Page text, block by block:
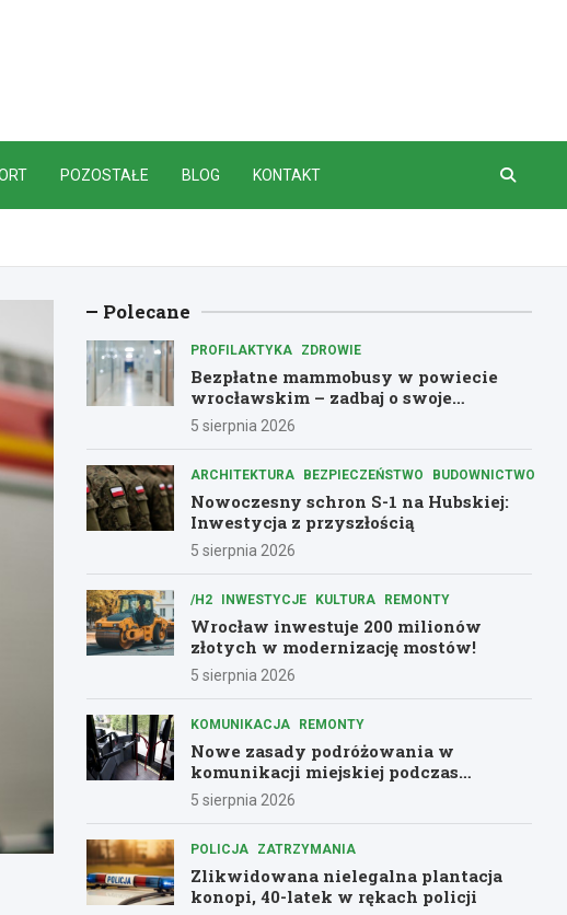
POZOSTAŁE BLOG KONTAKT
Polecane
PROFILAKTYKA ZDROWIE
Bezpłatne mammobusy w powiecie
wrocławskim – zadbaj o swoje
zdrowie!
5 sierpnia 2026
ARCHITEKTURA BEZPIECZEŃSTWO BUDOWNICTWO
Nowoczesny schron S-1 na Hubskiej:
Inwestycja z przyszłością
5 sierpnia 2026
/H2 INWESTYCJE KULTURA REMONTY
Wrocław inwestuje 200 milionów
złotych w modernizację mostów!
5 sierpnia 2026
KOMUNIKACJA REMONTY
Nowe zasady podróżowania w
komunikacji miejskiej podczas
remontów
5 sierpnia 2026
POLICJA ZATRZYMANIA
Zlikwidowana nielegalna plantacja
konopi, 40-latek w rękach policji